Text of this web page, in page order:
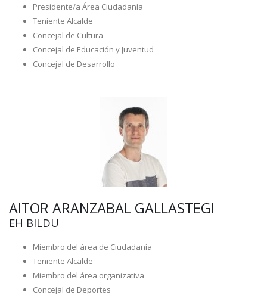
Presidente/a Área Ciudadanía
Teniente Alcalde
Concejal de Cultura
Concejal de Educación y Juventud
Concejal de Desarrollo
AITOR ARANZABAL GALLASTEGI
EH BILDU
Miembro del área de Ciudadanía
Teniente Alcalde
Miembro del área organizativa
Concejal de Deportes